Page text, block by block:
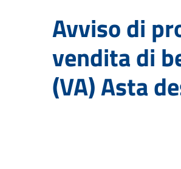
Avviso di
vendita di
(VA) Asta